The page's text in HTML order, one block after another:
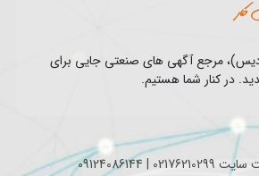
مرجع آگهی های صنعتی جایی برای
در کنار شما هستیم.
| 09124086144